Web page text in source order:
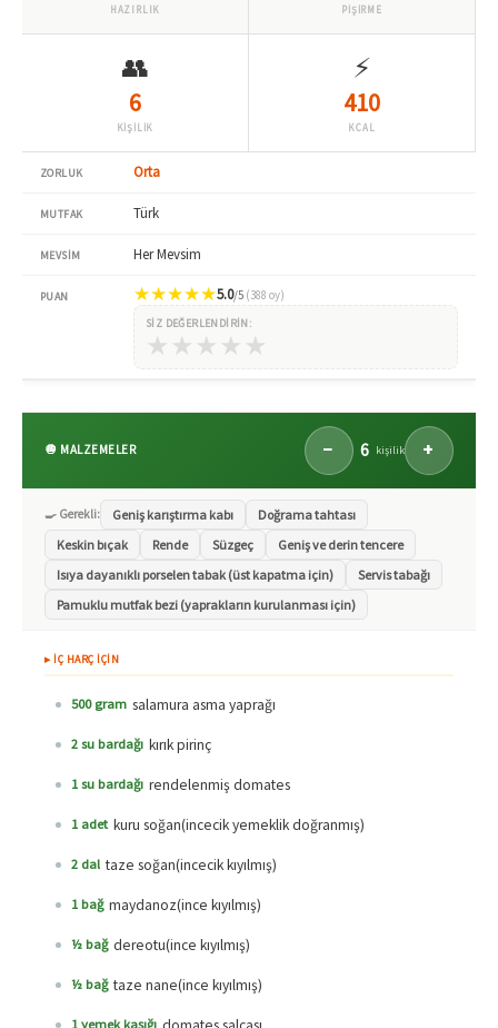
HAZIRLIK PİŞİRME
👥
6
KİŞİLİK
⚡
410
KCAL
ZORLUK Orta
MUTFAK Türk
MEVSIM Her Mevsim
PUAN ★★★★★5.0/5 (388 oy)
SIZ DEĞERLENDIRIN:
★ ★ ★ ★ ★
🧅 MALZEMELER − 6 kişilik +
🍳 Gerekli: Geniş karıştırma kabı
Doğrama tahtası
Keskin bıçak
Rende Süzgeç
Geniş ve derin tencere
Isıya dayanıklı porselen tabak (üst kapatma için)
Servis tabağı
Pamuklu mutfak bezi (yaprakların kurulanması için)
▸ İÇ HARÇ İÇİN
500 gram salamura asma yaprağı
2 su bardağı kırık pirinç
1 su bardağı rendelenmiş domates
1 adet kuru soğan(incecik yemeklik doğranmış)
2 dal taze soğan(incecik kıyılmış)
1 bağ maydanoz(ince kıyılmış)
½ bağ dereotu(ince kıyılmış)
½ bağ taze nane(ince kıyılmış)
1 yemek kaşığı